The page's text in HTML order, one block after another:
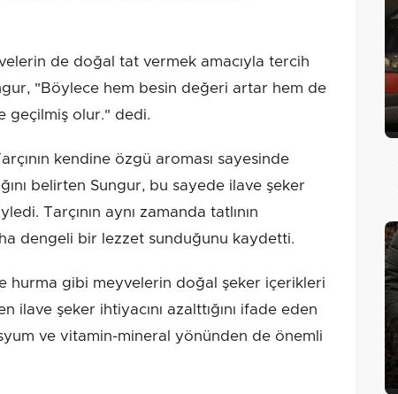
de doğal tat vermek amacıyla tercih
"Böylece hem besin değeri artar hem de
geçilmiş olur." dedi.
kendine özgü aroması sayesinde
belirten Sungur, bu sayede ilave şeker
Tarçının aynı zamanda tatlının
dengeli bir lezzet sunduğunu kaydetti.
hurma gibi meyvelerin doğal şeker içerikleri
ilave şeker ihtiyacını azalttığını ifade eden
ve vitamin-mineral yönünden de önemli